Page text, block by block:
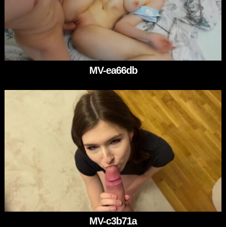
MV-ea66db
MV-c3b71a